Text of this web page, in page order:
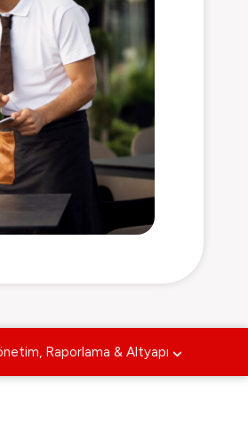
Raporlama & Altyapı